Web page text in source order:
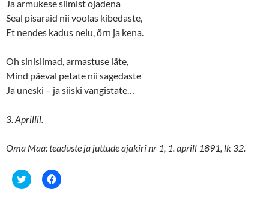
Ja armukese silmist ojadena
Seal pisaraid nii voolas kibedaste,
Et nendes kadus neiu, õrn ja kena.
Oh sinisilmad, armastuse läte,
Mind päeval petate nii sagedaste
Ja uneski – ja siiski vangistate…
3. Aprillil.
Oma Maa: teaduste ja juttude ajakiri nr 1, 1. aprill 1891, lk 32.
C
l
C
l